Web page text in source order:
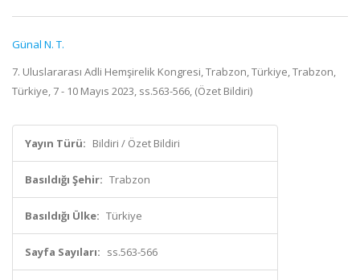
Günal N. T.
7. Uluslararası Adli Hemşirelik Kongresi, Trabzon, Türkiye, Trabzon,
Türkiye, 7 - 10 Mayıs 2023, ss.563-566, (Özet Bildiri)
Yayın Türü: Bildiri / Özet Bildiri
Basıldığı Şehir: Trabzon
Basıldığı Ülke: Türkiye
Sayfa Sayıları: ss.563-566